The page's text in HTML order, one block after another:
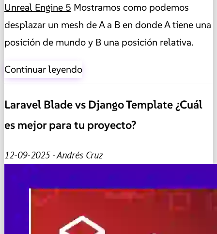
Unreal Engine 5 Mostramos como podemos
desplazar un mesh de A a B en donde A tiene una
posición de mundo y B una posición relativa.
Continuar leyendo
Laravel Blade vs Django Template ¿Cuál
es mejor para tu proyecto?
12-09-2025 - Andrés Cruz